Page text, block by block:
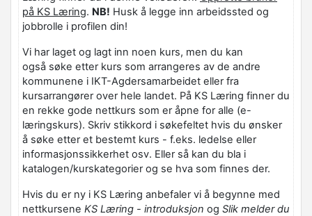
på KS Læring. NB! Husk å legge inn arbeidssted og
jobbrolle i profilen din!
Vi har laget og lagt inn noen kurs, men du kan
også søke etter kurs som arrangeres av de andre
kommunene i IKT-Agdersamarbeidet eller fra
kursarrangører over hele landet. På KS Læring finner du
en rekke gode nettkurs som er åpne for alle (e-
læringskurs). Skriv stikkord i søkefeltet hvis du ønsker
å søke etter et bestemt kurs - f.eks. ledelse eller
informasjonssikkerhet osv. Eller så kan du bla i
katalogen/kurskategorier og se hva som finnes der.
Hvis du er ny i KS Læring anbefaler vi å begynne med
nettkursene KS Læring - introduksjon og Slik melder du